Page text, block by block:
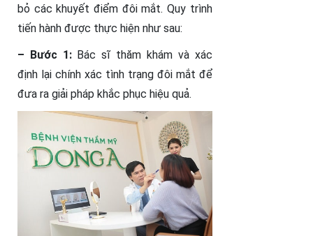
bỏ các khuyết điểm đôi mắt. Quy trình
tiến hành được thực hiện như sau:
– Bước 1:Bác sĩ thăm khám và xác
định lại chính xác tình trạng đôi mắt để
đưa ra giải pháp khắc phục hiệu quả.